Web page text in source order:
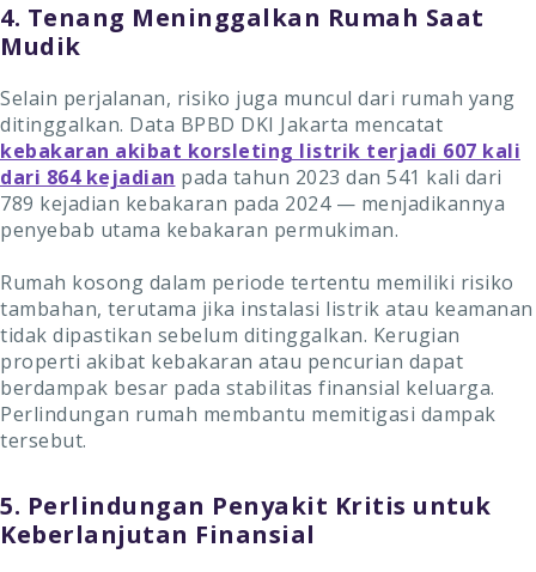
4. Tenang Meninggalkan Rumah Saat
Mudik
Selain perjalanan, risiko juga muncul dari rumah yang
ditinggalkan. Data BPBD DKI Jakarta mencatat
kebakaran akibat korsleting listrik terjadi 607 kali
dari 864 kejadian pada tahun 2023 dan 541 kali dari
789 kejadian kebakaran pada 2024 — menjadikannya
penyebab utama kebakaran permukiman.
Rumah kosong dalam periode tertentu memiliki risiko
tambahan, terutama jika instalasi listrik atau keamanan
tidak dipastikan sebelum ditinggalkan. Kerugian
properti akibat kebakaran atau pencurian dapat
berdampak besar pada stabilitas finansial keluarga.
Perlindungan rumah membantu memitigasi dampak
tersebut.
5. Perlindungan Penyakit Kritis untuk
Keberlanjutan Finansial